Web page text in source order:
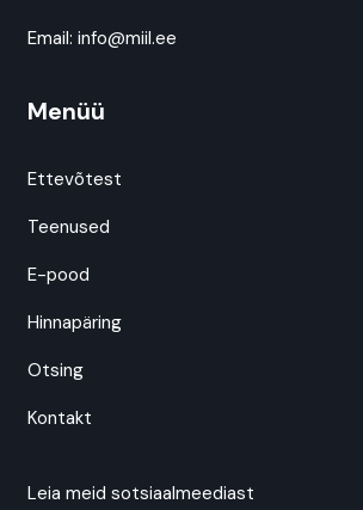
Email: info@miil.ee
Menüü
Ettevõtest
Teenused
E-pood
Hinnapäring
Otsing
Kontakt
Leia meid sotsiaalmeediast